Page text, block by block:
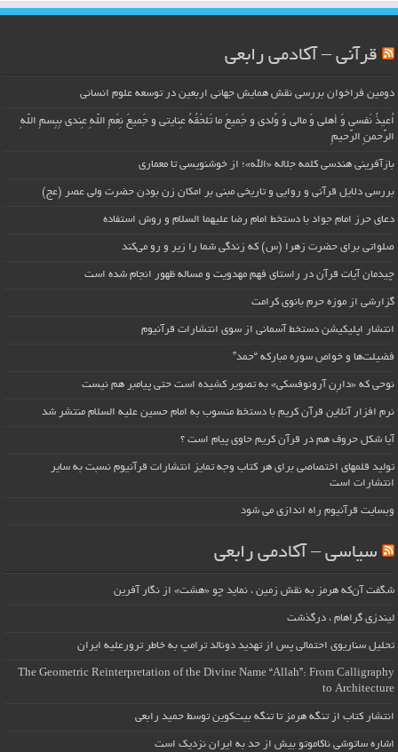
قرآنی – آکادمی رابعی
دومین فراخوان بررسی نقش همایش جهانی اربعین در توسعه علوم انسانی
اُعیذُ نَفسی وَ أهلی وَ مالی وَ وُلدی و جَمیعَ ما تَلحَقُهُ عِنایتی و جَمیعَ نِعَمِ اللّهِ عِندی بِبِسمِ اللّهِ
الرَّحمنِ الرَّحیمِ
بازآفرینی هندسی کلمه جلاله «الله»؛ از خوشنویسی تا معماری
بررسی دلایل قرآنی و روایی و تاریخی مبنی بر امکان زن بودن حضرت ولی عصر (عج)
دعای حرز امام جواد با دستخط امام رضا علیهما السلام و روش استفاده
صلواتی برای حضرت زهرا (س) که زندگی شما را زیر و رو می‌کند
چیدمان آیات قرآن در راستای فهم مهدویت و مساله ظهور انجام شده است
گزارشی از موزه حرم بانوی کرامت
انتشار اپلیکیشن دستخط آسمانی از سوی انتشارات قرآنیوم
فضیلت‌ها و خواص سوره مبارکه “حمد”
نوحی که «دارِن آرونوفسکی» به تصویر کشیده است حتی پیامبر هم نیست
نرم افزار آنلاین قرآن کریم با دستخط منسوب به امام حسین علیه السلام منتشر شد
آیا شکل حروف هم در قرآن کریم حاوی پیام است ؟
تولید قلمهای اختصاصی برای هر کتاب وجه تمایز انتشارات قرآنیوم نسبت به سایر
انتشارات است
وبسایت قرآنیوم راه اندازی می شود
سیاسی – آکادمی رابعی
شگفت آن‌که هرمز به نقش زمین ، نماید چو «هشت» از نگار آفرین
لیندزی گراهام ، درگذشت
تحلیل سناریوی احتمالی پس از تهدید دونالد ترامپ به خاطر ترورعلیه ایران
The Geometric Reinterpretation of the Divine Name “Allah”: From Calligraphy
to Architecture
انتشار کتاب از تنگه هرمز تا تنگه بیت‌کوین توسط حمید رابعی
اشاره ساتوشی ناکاموتو بیش از حد به ایران نزدیک است